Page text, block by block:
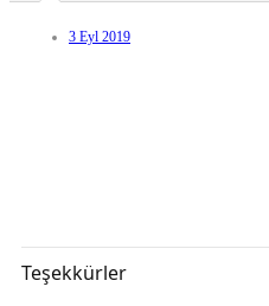
3 Eyl 2019
Teşekkürler